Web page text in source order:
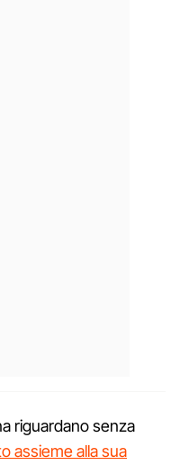
riguardano senza
assieme alla sua